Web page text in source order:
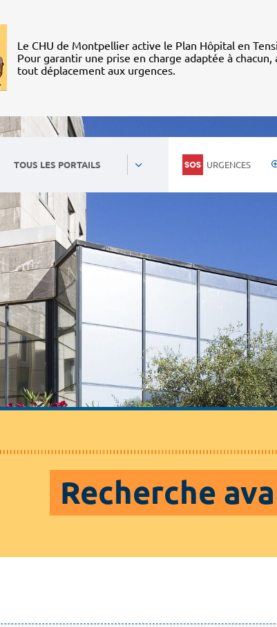
Le CHU de Montpellier active le Plan Hôpital en
Pour garantir une prise en charge adaptée à
tout déplacement aux urgences.
TOUS LES PORTAILS URGENCES
Recherche